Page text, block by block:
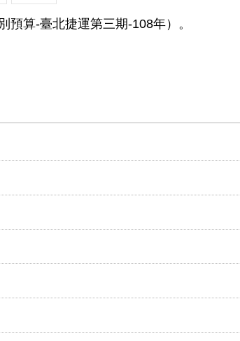
算-臺北捷運第三期-108年）。